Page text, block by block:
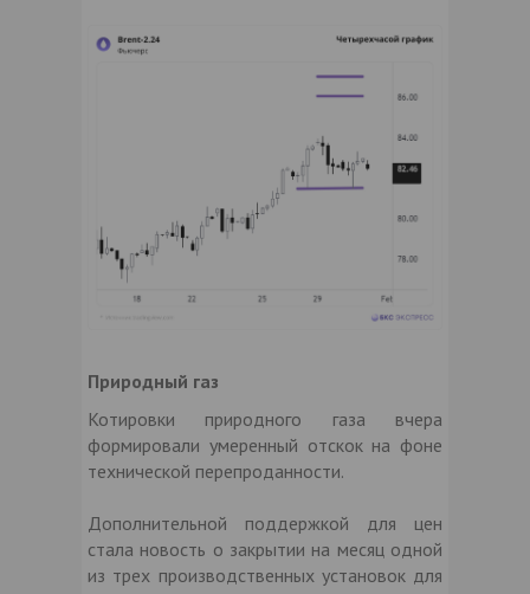
Природный газ
Котировки природного газа вчера
формировали умеренный отскок на фоне
технической перепроданности.
Дополнительной поддержкой для цен
стала новость о закрытии на месяц одной
из трех производственных установок для